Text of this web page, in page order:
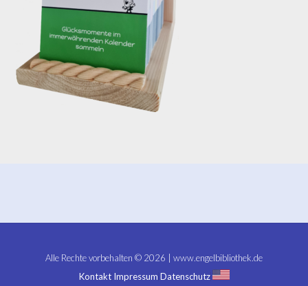
Alle Rechte vorbehalten © 2026 | www.engelbibliothek.de
Kontakt Impressum Datenschutz